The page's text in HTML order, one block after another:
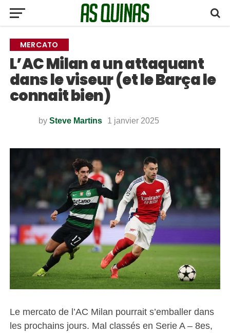
MERCATO
L’AC Milan a un attaquant
dans le viseur (et le Barça le
connait bien)
by Steve Martins 1 janvier 2025
Le mercato de l’AC Milan pourrait s’emballer dans
les prochains jours. Mal classés en Serie A – 8es,